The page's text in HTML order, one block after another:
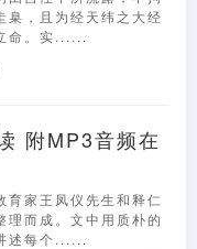
臬，且为经天纬之大经
命。实......
附MP3音频在
育家王凤仪先生和释仁
理而成。文中用质朴的
述每个......